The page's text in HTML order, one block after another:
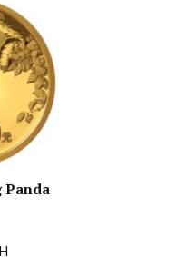
Panda